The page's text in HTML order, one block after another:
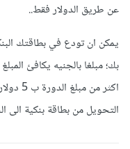
عن طريق الدولار فقط..
يمكن ان تودع في بطاقتك
بك؛ مبلغا بالجنيه يكافئ
اكثر من
التحويل من بطاقة بنكية الى